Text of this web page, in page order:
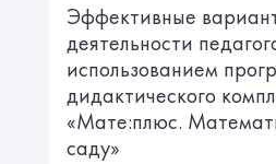
Эффективные
деятельности
использованием
дидактического
«Мате:плюс.
саду»